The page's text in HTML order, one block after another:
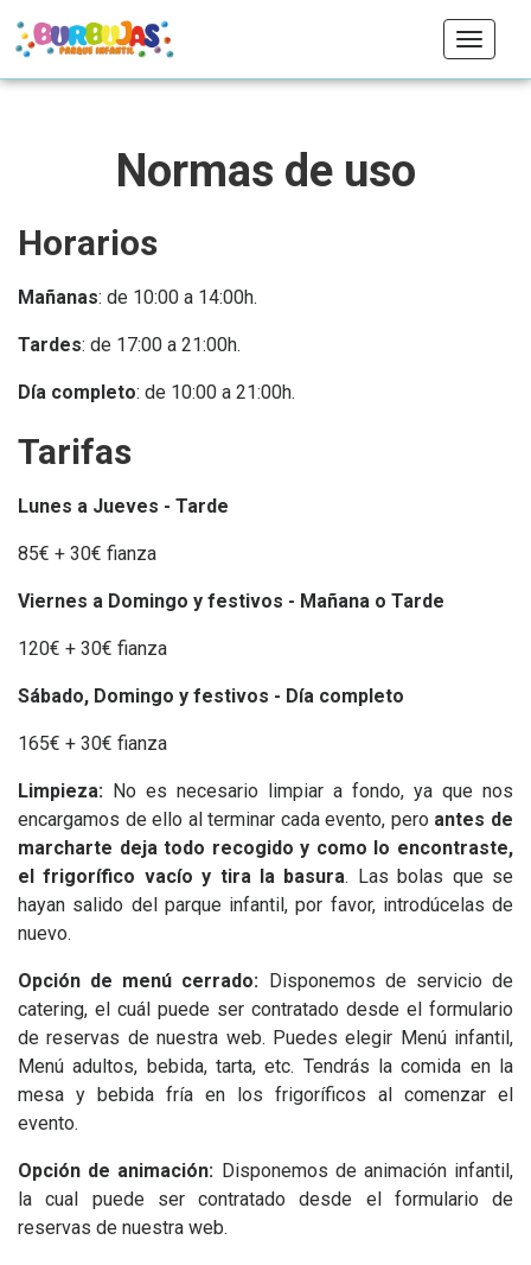
Toggle
Normas de uso
Horarios
Mañanas: de 10:00 a 14:00h.
Tardes: de 17:00 a 21:00h.
Día completo: de 10:00 a 21:00h.
Tarifas
Lunes a Jueves - Tarde
85€ + 30€ fianza
Viernes a Domingo y festivos - Mañana o Tarde
120€ + 30€ fianza
Sábado, Domingo y festivos - Día completo
165€ + 30€ fianza
Limpieza: No es necesario limpiar a fondo, ya que nos
encargamos de ello al terminar cada evento, pero antes de
marcharte deja todo recogido y como lo encontraste,
el frigorífico vacío y tira la basura. Las bolas que se
hayan salido del parque infantil, por favor, introdúcelas de
nuevo.
Opción de menú cerrado: Disponemos de servicio de
catering, el cuál puede ser contratado desde el formulario
de reservas de nuestra web. Puedes elegir Menú infantil,
Menú adultos, bebida, tarta, etc. Tendrás la comida en la
mesa y bebida fría en los frigoríficos al comenzar el
evento.
Opción de animación: Disponemos de animación infantil,
la cual puede ser contratado desde el formulario de
reservas de nuestra web.